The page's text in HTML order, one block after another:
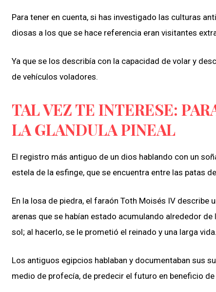
Para tener en cuenta, si has investigado las culturas
diosas a los que se hace referencia eran visitantes
Ya que se los describía con la capacidad de volar y
de vehículos voladores.
TAL VEZ TE INTERESE:
LA GLANDULA PINEAL
El registro más antiguo de un dios hablando con un
estela de la esfinge, que se encuentra entre las patas
En la losa de piedra, el faraón Toth Moisés IV
arenas que se habían estado acumulando alrededor
sol; al hacerlo, se le prometió el reinado y una larga vida.
Los antiguos egipcios hablaban y documentaban sus
medio de profecía, de predecir el futuro en beneficio